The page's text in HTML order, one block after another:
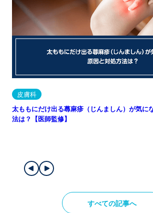
皮膚科
太ももにだけ出る蕁麻疹（じんましん）が気に
法は？【医師監修】
すべての記事へ